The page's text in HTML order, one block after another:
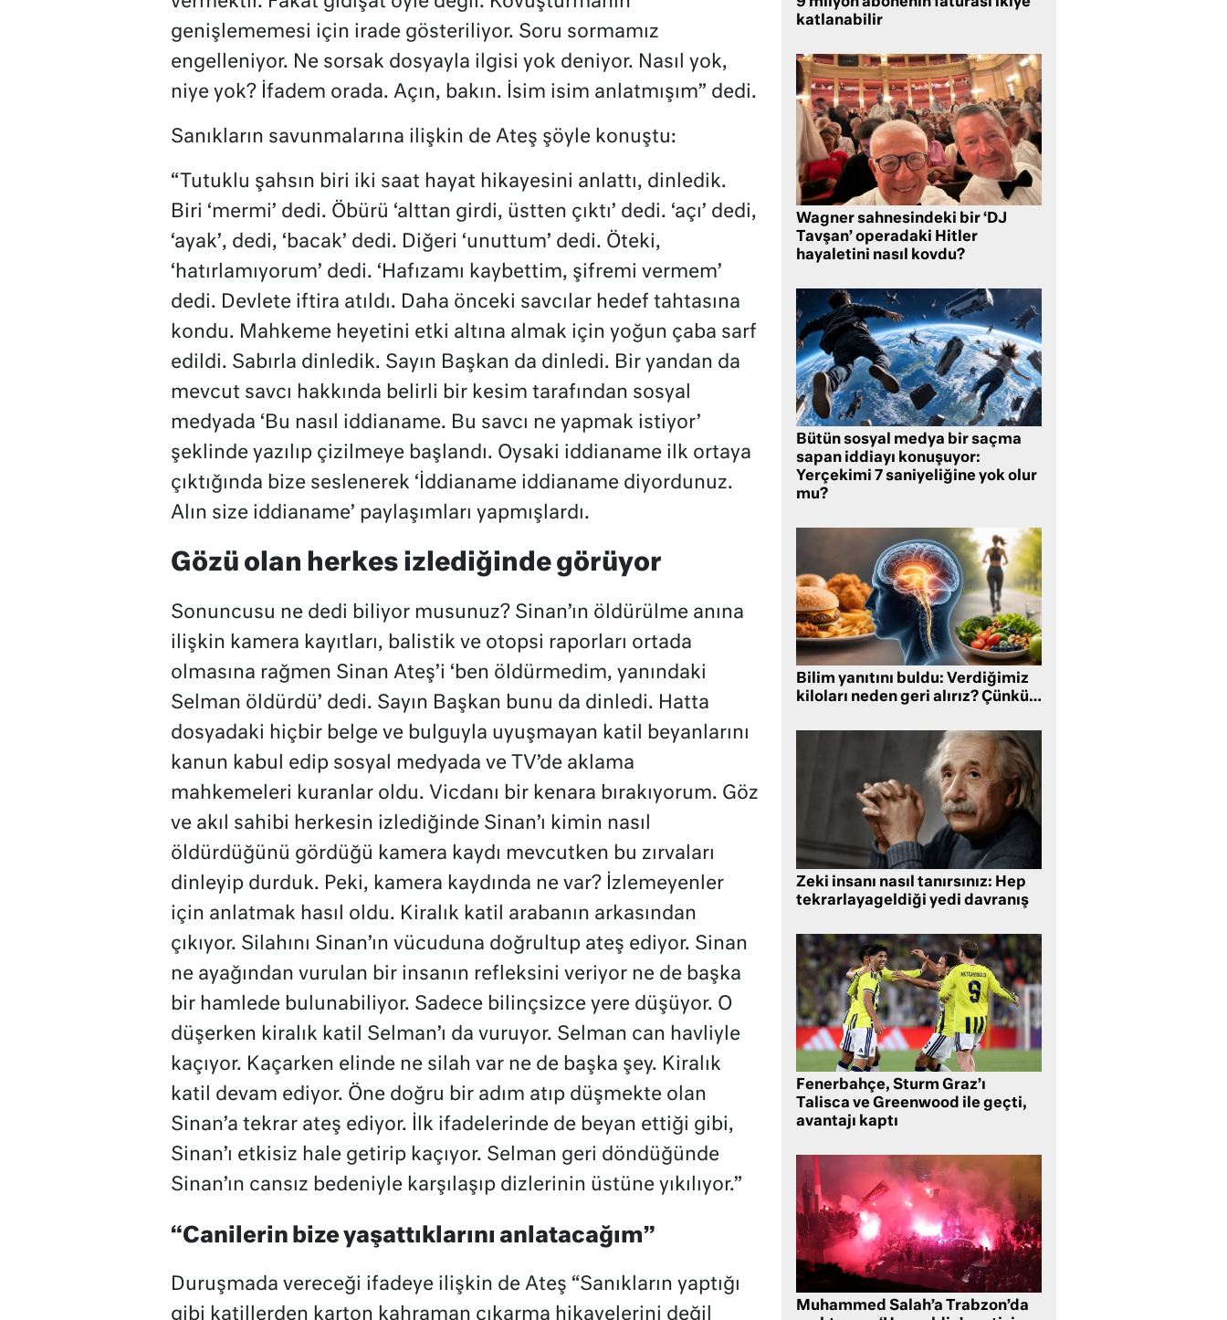
genişlememesi için irade gösteriliyor. Soru sormamız
engelleniyor. Ne sorsak dosyayla ilgisi yok deniyor. Nasıl yok,
niye yok? İfadem orada. Açın, bakın. İsim isim anlatmışım” dedi.
Sanıkların savunmalarına ilişkin de Ateş şöyle konuştu:
“Tutuklu şahsın biri iki saat hayat hikayesini anlattı, dinledik.
Biri ‘mermi’ dedi. Öbürü ‘alttan girdi, üstten çıktı’ dedi. ‘açı’ dedi,
‘ayak’, dedi, ‘bacak’ dedi. Diğeri ‘unuttum’ dedi. Öteki,
‘hatırlamıyorum’ dedi. ‘Hafızamı kaybettim, şifremi vermem’
dedi. Devlete iftira atıldı. Daha önceki savcılar hedef tahtasına
kondu. Mahkeme heyetini etki altına almak için yoğun çaba sarf
edildi. Sabırla dinledik. Sayın Başkan da dinledi. Bir yandan da
mevcut savcı hakkında belirli bir kesim tarafından sosyal
medyada ‘Bu nasıl iddianame. Bu savcı ne yapmak istiyor’
şeklinde yazılıp çizilmeye başlandı. Oysaki iddianame ilk ortaya
çıktığında bize seslenerek ‘İddianame iddianame diyordunuz.
Alın size iddianame’ paylaşımları yapmışlardı.
Gözü olan herkes izlediğinde görüyor
Sonuncusu ne dedi biliyor musunuz? Sinan’ın öldürülme anına
ilişkin kamera kayıtları, balistik ve otopsi raporları ortada
olmasına rağmen Sinan Ateş’i ‘ben öldürmedim, yanındaki
Selman öldürdü’ dedi. Sayın Başkan bunu da dinledi. Hatta
dosyadaki hiçbir belge ve bulguyla uyuşmayan katil beyanlarını
kanun kabul edip sosyal medyada ve TV’de aklama
mahkemeleri kuranlar oldu. Vicdanı bir kenara bırakıyorum. Göz
ve akıl sahibi herkesin izlediğinde Sinan’ı kimin nasıl
öldürdüğünü gördüğü kamera kaydı mevcutken bu zırvaları
dinleyip durduk. Peki, kamera kaydında ne var? İzlemeyenler
için anlatmak hasıl oldu. Kiralık katil arabanın arkasından
çıkıyor. Silahını Sinan’ın vücuduna doğrultup ateş ediyor. Sinan
ne ayağından vurulan bir insanın refleksini veriyor ne de başka
bir hamlede bulunabiliyor. Sadece bilinçsizce yere düşüyor. O
düşerken kiralık katil Selman’ı da vuruyor. Selman can havliyle
kaçıyor. Kaçarken elinde ne silah var ne de başka şey. Kiralık
katil devam ediyor. Öne doğru bir adım atıp düşmekte olan
Sinan’a tekrar ateş ediyor. İlk ifadelerinde de beyan ettiği gibi,
Sinan’ı etkisiz hale getirip kaçıyor. Selman geri döndüğünde
Sinan’ın cansız bedeniyle karşılaşıp dizlerinin üstüne yıkılıyor.”
“Canilerin bize yaşattıklarını anlatacağım”
Duruşmada vereceği ifadeye ilişkin de Ateş “Sanıkların yaptığı
gibi katillerden karton kahraman çıkarma hikayelerini değil
katlanabilir
Wagner sahnesindeki bir ‘DJ
Tavşan’ operadaki Hitler
hayaletini nasıl kovdu?
Bütün sosyal medya bir saçma
sapan iddiayı konuşuyor:
Yerçekimi 7 saniyeliğine yok olur
mu?
Bilim yanıtını buldu: Verdiğimiz
kiloları neden geri alırız? Çünkü…
Zeki insanı nasıl tanırsınız: Hep
tekrarlayageldiği yedi davranış
Fenerbahçe, Sturm Graz’ı
Talisca ve Greenwood ile geçti,
avantajı kaptı
Muhammed Salah’a Trabzon’da